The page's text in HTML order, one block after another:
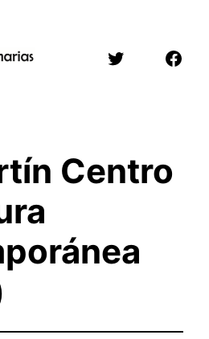
Twitter
Centro